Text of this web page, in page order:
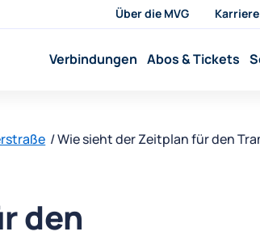
Über die MVG Karriere
Verbindungen Abos & Tickets
Wie sieht der Zeitplan für den
den